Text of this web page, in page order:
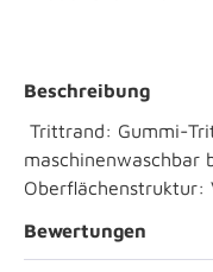
Beschreibung
Trittrand: Gummi-
maschinenwaschbar
Oberflächenstruktur:
Bewertungen